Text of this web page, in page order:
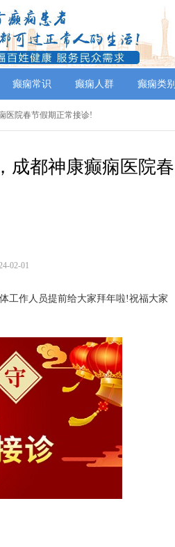
癫痫常识 癫痫人群 癫痫类别
医院春节假期正常接诊!
成都神康癫痫医院春
02-01
工作人员提前给大家拜年啦!祝福大家